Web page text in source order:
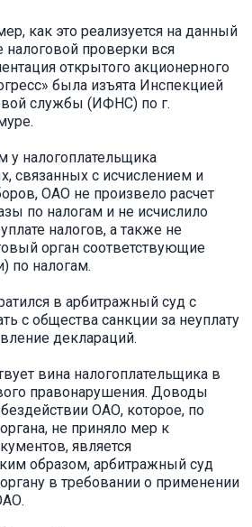
как это реализуется на данный
налоговой проверки вся
открытого акционерного
была изъята Инспекцией
службы (ИФНС) по г.
у налогоплательщика
связанных с исчислением и
ОАО не произвело расчет
по налогам и не исчислило
налогов, а также не
орган соответствующие
по налогам.
в арбитражный суд с
с общества санкции за неуплату
деклараций.
вина налогоплательщика в
правонарушения. Доводы
ОАО, которое, по
не приняло мер к
является
образом, арбитражный суд
в требо­вании о применении